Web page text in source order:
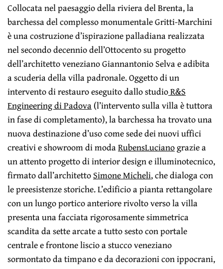
Collocata nel paesaggio della riviera del Brenta, la
barchessa del complesso monumentale Gritti-Marchini
è una costruzione d’ispirazione palladiana realizzata
nel secondo decennio dell’Ottocento su progetto
dell’architetto veneziano Giannantonio Selva e adibita
a scuderia della villa padronale. Oggetto di un
intervento di restauro eseguito dallo studioR&S
Engineering di Padova(l’intervento sulla villa è tuttora
in fase di completamento), la barchessa ha trovato una
nuova destinazione d’uso come sede dei nuovi uffici
creativi e showroom di modaRubensLucianograzie a
un attento progetto di interior design e illuminotecnico,
firmato dall’architettoSimone Micheli, che dialoga con
le preesistenze storiche. L’edificio a pianta rettangolare
con un lungo portico anteriore rivolto verso la villa
presenta una facciata rigorosamente simmetrica
scandita da sette arcate a tutto sesto con portale
centrale e frontone liscio a stucco veneziano
sormontato da timpano e da decorazioni con ippocrani,